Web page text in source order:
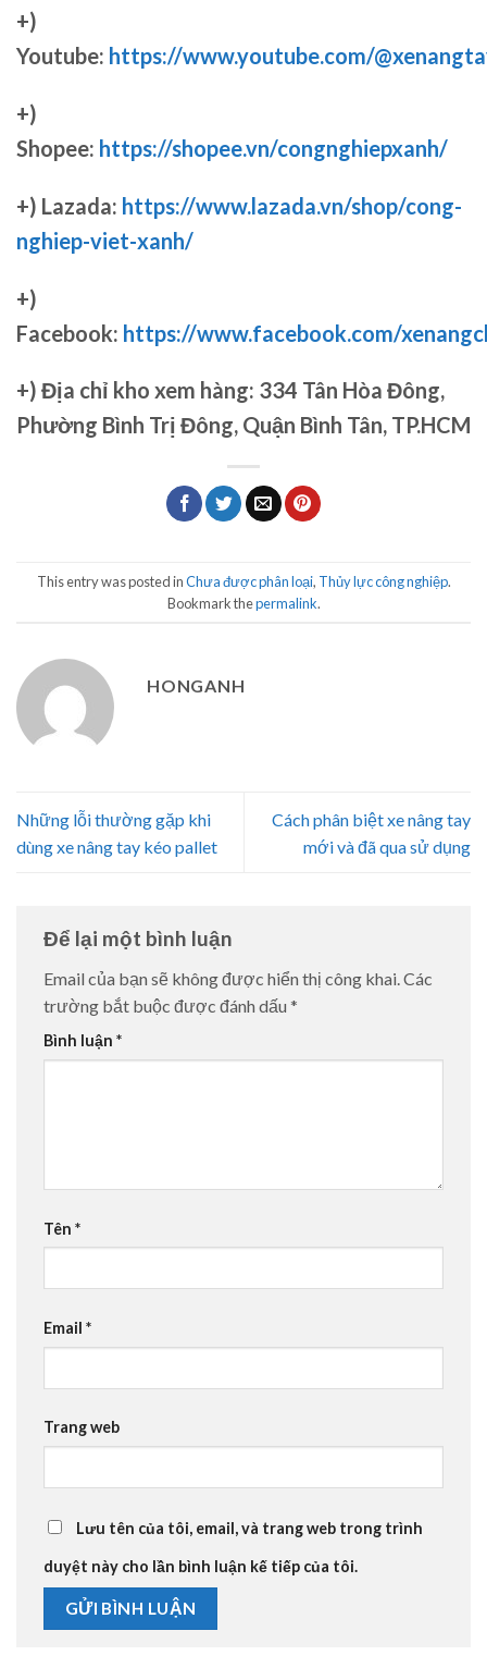
+)
Youtube: https://www.youtube.com/
+)
Shopee: https://shopee.vn/congnghiepxanh/
+) Lazada: https://www.lazada.vn/shop/cong-
nghiep-viet-xanh/
+)
Facebook: https://www.facebook.com/
+) Địa chỉ kho xem hàng: 334 Tân Hòa Đông,
Phường Bình Trị Đông, Quận Bình Tân, TP.HCM
This entry was posted inChưa được phân loại, Thủy lực công nghiệp.
Bookmark thepermalink.
HONGANH
Những lỗi thường gặp khi
dùng xe nâng tay kéo pallet
Cách phân biệt xe nâng tay
mới và đã qua sử dụng
Để lại một bình luận
Email của bạn sẽ không được hiển thị công khai.Các
trường bắt buộc được đánh dấu *
Bình luận *
Tên *
Email *
Trang web
Lưu tên của tôi, email, và trang web trong trình
duyệt này cho lần bình luận kế tiếp của tôi.